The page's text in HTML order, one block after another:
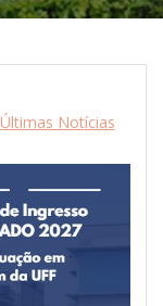
Últimas Notícias